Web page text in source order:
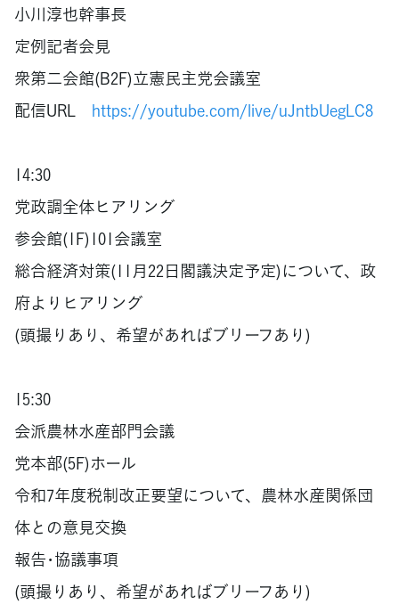
小川淳也幹事長
定例記者会見
衆第二会館(B2F)立憲民主党会議室
配信URL https://youtube.com/live/uJntbUegLC8
14:30
党政調全体ヒアリング
参会館(1F)101会議室
総合経済対策(11月22日閣議決定予定)について、政
府よりヒアリング
(頭撮りあり、希望があればブリーフあり)
15:30
会派農林水産部門会議
党本部(5F)ホール
令和7年度税制改正要望について、農林水産関係団
体との意見交換
報告･協議事項
(頭撮りあり、希望があればブリーフあり)